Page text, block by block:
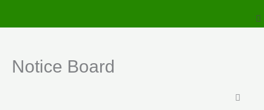
content
Notice Board